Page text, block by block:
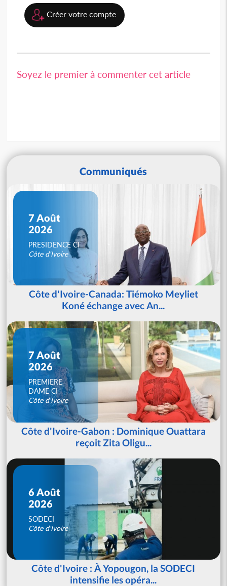
Créer votre compte
Soyez le premier à commenter cet article
Communiqués
7 Août
2026
PRESIDENCE CI
Côte d'Ivoire
Côte d'Ivoire-Canada: Tiémoko Meyliet
Koné échange avec An...
7 Août
2026
PREMIERE
DAME CI
Côte d'Ivoire
Côte d'Ivoire-Gabon : Dominique Ouattara
reçoit Zita Oligu...
6 Août
2026
SODECI
Côte d'Ivoire
Côte d'Ivoire : À Yopougon, la SODECI
intensifie les opéra...